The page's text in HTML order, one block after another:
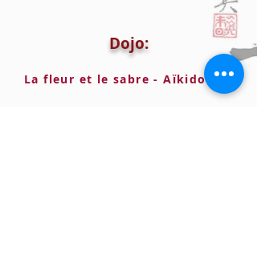
Dojo:
La fleur et le sabre - Aïkido ENS